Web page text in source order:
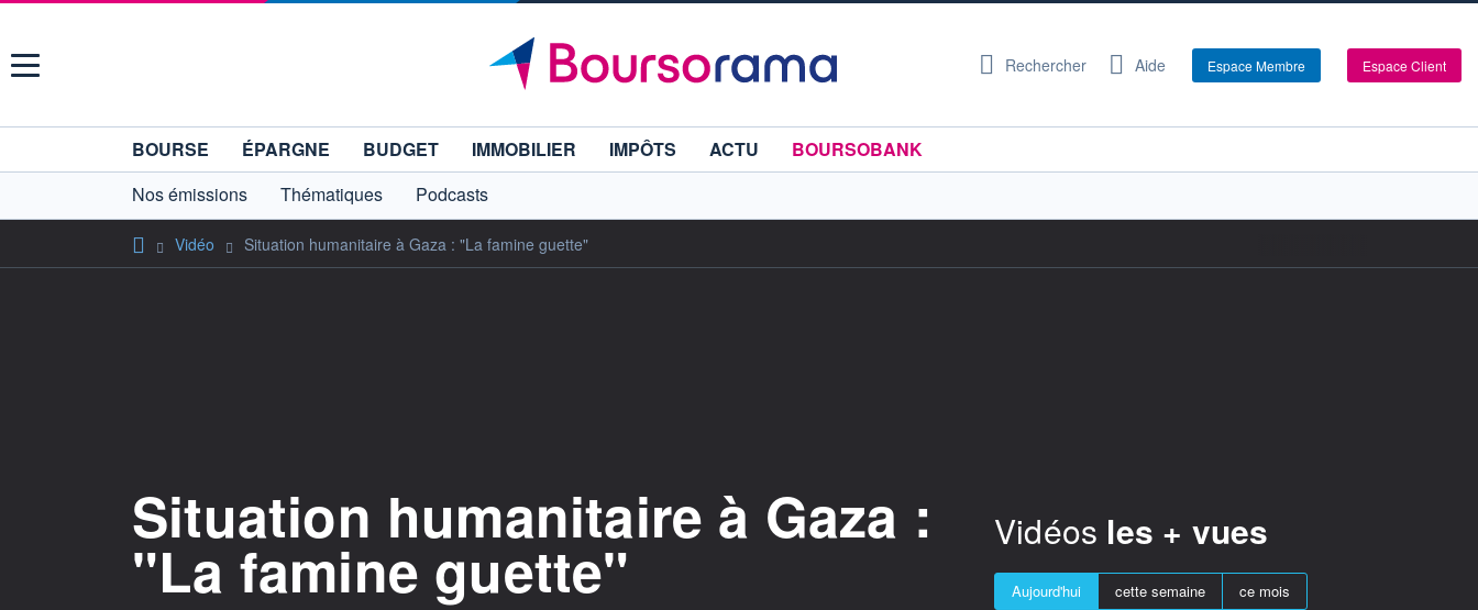
Menu Rechercher Aide Espace Membre Espace Client
BOURSE ÉPARGNE BUDGET IMMOBILIER IMPÔTS ACTU
BOURSOBANK
Nos émissions
Thématiques Podcasts
Vidéo Situation humanitaire à Gaza : "La famine guette"
Situation humanitaire à Gaza :
"La famine guette"
Vidéos les + vues
Aujourd'hui cette semaine ce mois